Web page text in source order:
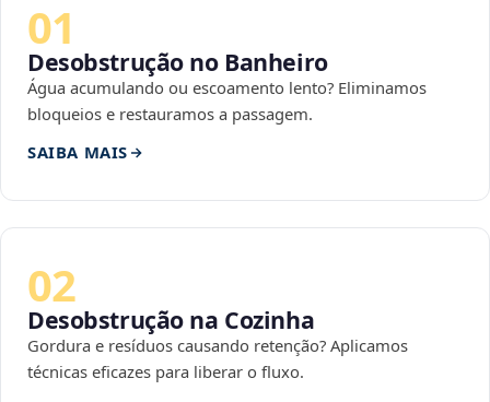
01
Desobstrução no Banheiro
Água acumulando ou escoamento lento? Eliminamos
bloqueios e restauramos a passagem.
SAIBA MAIS
02
Desobstrução na Cozinha
Gordura e resíduos causando retenção? Aplicamos
técnicas eficazes para liberar o fluxo.